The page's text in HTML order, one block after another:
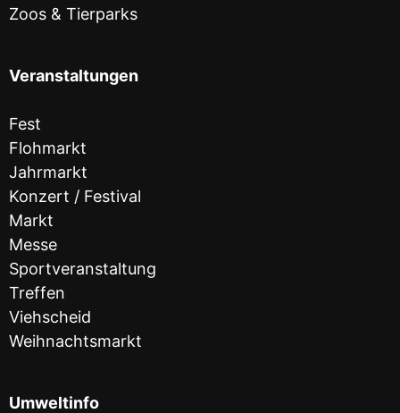
Zoos & Tierparks
Veranstaltungen
Fest
Flohmarkt
Jahrmarkt
Konzert / Festival
Markt
Messe
Sportveranstaltung
Treffen
Viehscheid
Weihnachtsmarkt
Umweltinfo